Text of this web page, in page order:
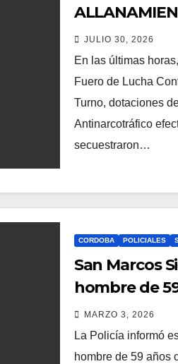
BOEDO
CAUSA DE
DE BOUWER
JULIO 30, 2026
En las últimas
Fuero de Lucha
Turno, dotaciones
Antinarcotráfico
secuestraron…
CORDOBA POLICIALES
San Marcos
hombre de
MARZO 3, 2026
La Policía informó
hombre de 59 años